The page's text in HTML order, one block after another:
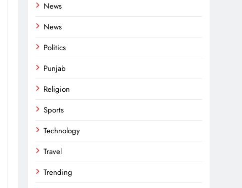
News
News
Politics
Punjab
Religion
Sports
Technology
Travel
Trending